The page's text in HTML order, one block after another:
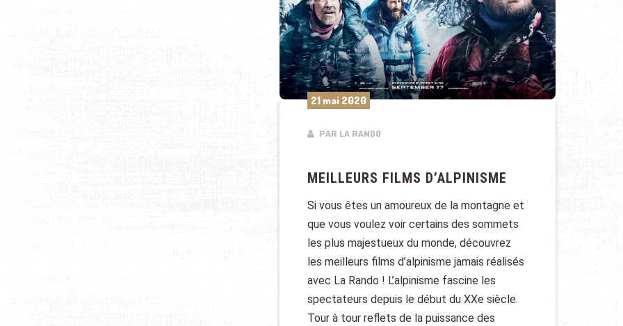
21 mai 2020
PAR LA RANDO
MEILLEURS FILMS D’ALPINISME
Si vous êtes un amoureux de la montagne et
que vous voulez voir certains des sommets
les plus majestueux du monde, découvrez
les meilleurs films d’alpinisme jamais réalisés
avec La Rando ! L’alpinisme fascine les
spectateurs depuis le début du XXe siècle.
Tour à tour reflets de la puissance des